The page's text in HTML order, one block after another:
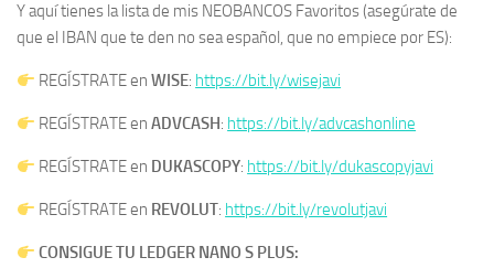
Y aquí tienes la lista de mis NEOBANCOS Favoritos (asegúrate de
que el IBAN que te den no sea español, que no empiece por ES):
REGÍSTRATE enWISE: https://bit.ly/wisejavi
REGÍSTRATE enADVCASH: https://bit.ly/advcashonline
REGÍSTRATE en DUKASCOPY: https://bit.ly/dukascopyjavi
REGÍSTRATE en REVOLUT: https://bit.ly/revolutjavi
CONSIGUE TU LEDGER NANO S PLUS: